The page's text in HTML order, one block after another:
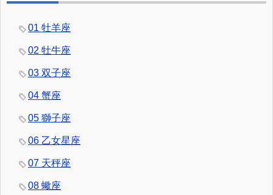
01 牡羊座
02 牡牛座
03 双子座
04 蟹座
05 獅子座
06 乙女星座
07 天秤座
08 蠍座